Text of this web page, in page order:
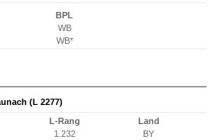
BPL
WB
WB*
(L 2277)
L-Rang
1.232
Land
BY